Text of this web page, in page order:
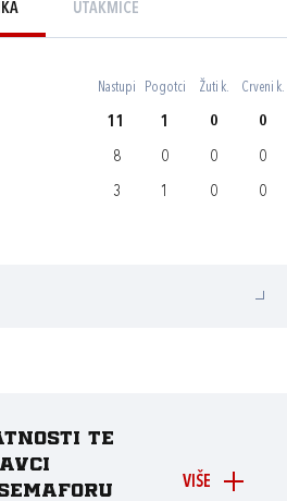
UTAKMICE
Nastupi Pogotci Žuti k. Crveni k.
11 1 0 0
8 0 0 0
3 1 0 0
VIŠE
te